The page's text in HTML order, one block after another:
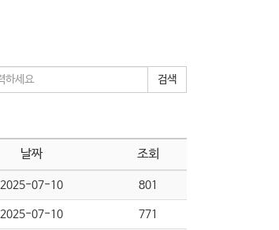
검색
날짜 조회
2025-07-10 801
2025-07-10 771